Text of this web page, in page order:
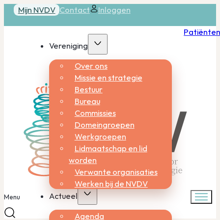
Mijn NVDV Contact Inloggen
Vereniging
Over ons
Missie en strategie
Bestuur
Bureau
Commissies
Domeingroepen
Werkgroepen
Lidmaatschap en lid
worden
Verwante organisaties
Werken bij de NVDV
Actueel
Agenda
Menu